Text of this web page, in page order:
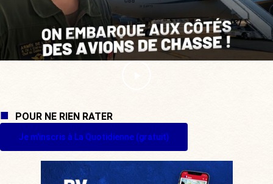
POUR NE RIEN RATER
Je m'inscris à La Quotidienne (gratuit)